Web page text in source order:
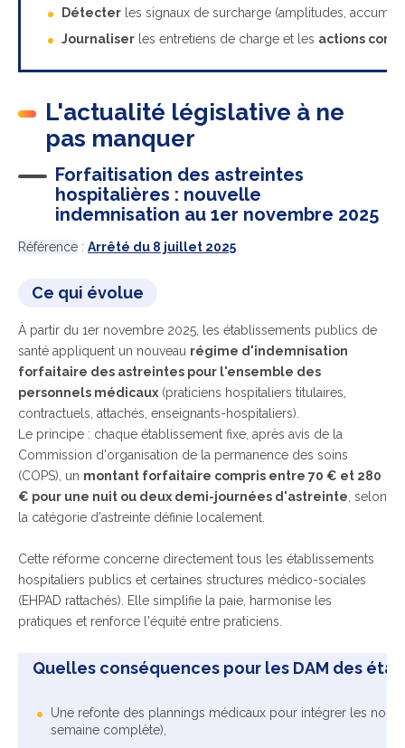
Détecter les signaux de surcharge (amplitudes,
Journaliser les entretiens de charge et les actions
L'actualité législative à ne
pas manquer
Forfaitisation des astreintes
hospitalières : nouvelle
indemnisation au 1er novembre 2025
Référence : Arrêté du 8 juillet 2025
Ce qui évolue
À partir du 1er novembre 2025, les établissements publics de
santé appliquent un nouveau régime d'indemnisation
forfaitaire des astreintes pour l'ensemble des
personnels médicaux (praticiens hospitaliers titulaires,
contractuels, attachés, enseignants-hospitaliers).
Le principe : chaque établissement fixe, après avis de la
Commission d'organisation de la permanence des soins
(COPS), un montant forfaitaire compris entre 70 € et 280
€ pour une nuit ou deux demi-journées d'astreinte , selon
la catégorie d'astreinte définie localement.
Cette réforme concerne directement tous les établissements
hospitaliers publics et certaines structures médico-sociales
(EHPAD rattachés). Elle simplifie la paie, harmonise les
pratiques et renforce l'équité entre praticiens.
Quelles conséquences pour les DAM des
Une refonte des plannings médicaux pour intégrer les
semaine complète),